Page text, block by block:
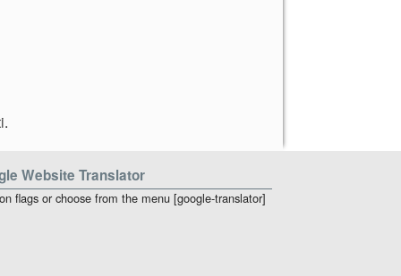
.
Website Translator
flags or choose from the menu [google-translator]